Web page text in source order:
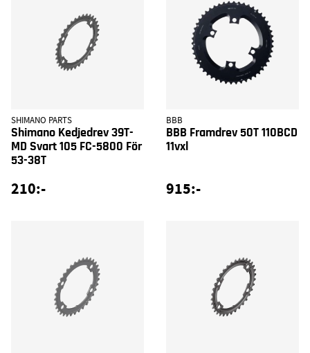
SHIMANO PARTS
Shimano Kedjedrev 39T-
MD Svart 105 FC-5800 För
53-38T
210:-
BBB
BBB Framdrev 50T 110BCD
11vxl
915:-